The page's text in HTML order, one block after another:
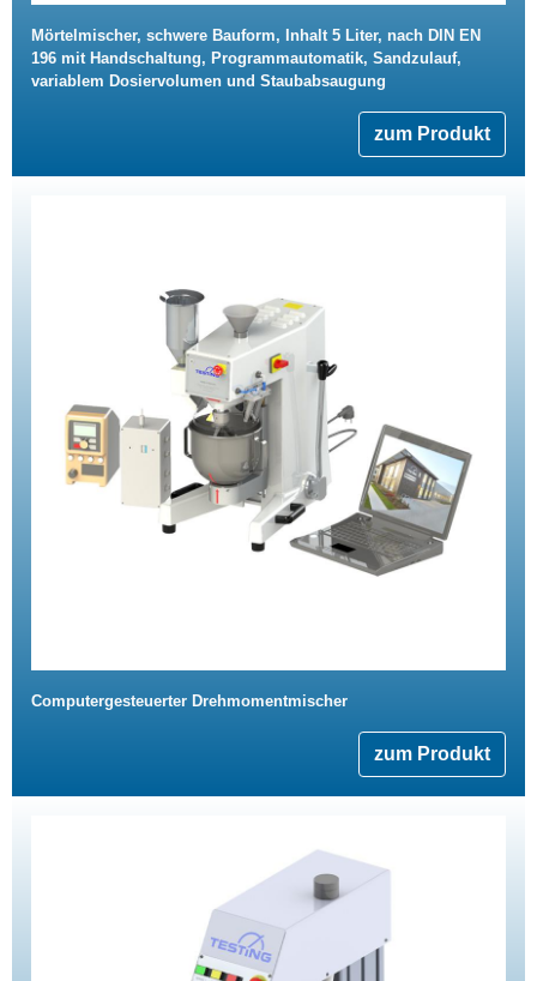
Mörtelmischer, schwere Bauform, Inhalt 5 Liter, nach DIN EN
196 mit Handschaltung, Programmautomatik, Sandzulauf,
variablem Dosiervolumen und Staubabsaugung
zum Produkt
Computergesteuerter Drehmomentmischer
zum Produkt